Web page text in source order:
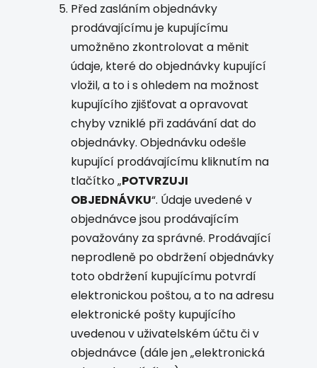
Před zasláním objednávky
prodávajícímu je kupujícímu
umožněno zkontrolovat a měnit
údaje, které do objednávky kupující
vložil, a to i s ohledem na možnost
kupujícího zjišťovat a opravovat
chyby vzniklé při zadávání dat do
objednávky. Objednávku odešle
kupující prodávajícímu kliknutím na
tlačítko „POTVRZUJI
OBJEDNÁVKU“. Údaje uvedené v
objednávce jsou prodávajícím
považovány za správné. Prodávající
neprodleně po obdržení objednávky
toto obdržení kupujícímu potvrdí
elektronickou poštou, a to na adresu
elektronické pošty kupujícího
uvedenou v uživatelském účtu či v
objednávce (dále jen „elektronická